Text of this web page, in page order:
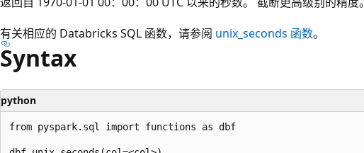
有关相应的 Databricks SQL 函数，请参阅 unix_seconds 函数。
Syntax
python
from pyspark.sql import functions as dbf